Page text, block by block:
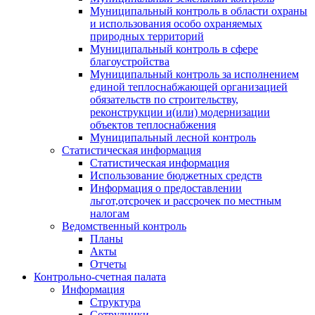
Муниципальный контроль в области охраны
и использования особо охраняемых
природных территорий
Муниципальный контроль в сфере
благоустройства
Муниципальный контроль за исполнением
единой теплоснабжающей организацией
обязательств по строительству,
реконструкции и(или) модернизации
объектов теплоснабжения
Муниципальный лесной контроль
Статистическая информация
Статистическая информация
Использование бюджетных средств
Информация о предоставлении
льгот,отсрочек и рассрочек по местным
налогам
Ведомственный контроль
Планы
Акты
Отчеты
Контрольно-счетная палата
Информация
Структура